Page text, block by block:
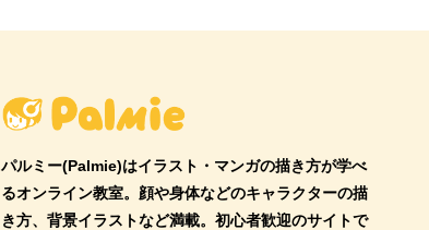
パルミー(Palmie)はイラスト・マンガの描き方が学べ
るオンライン教室。顔や身体などのキャラクターの描
き方、背景イラストなど満載。初心者歓迎のサイトで